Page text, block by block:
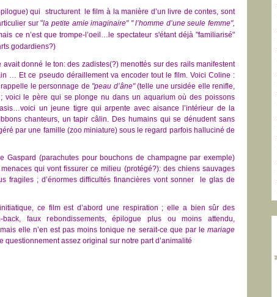
qui structurent le film à la manière d’un livre de contes, sont
sur "la petite amie imaginaire" " l’homme d’une seule femme",
ce n’est que trompe-l’oeil…le spectateur s'étant déjà "familiarisé"
godardiens?)
avait donné le ton: des zadistes(?) menottés sur des rails manifestent
… Et ce pseudo déraillement va encoder tout le film. Voici Coline :
le personnage de "peau d’âne"(telle une ursidée elle renifle,
voici le père qui se plonge nu dans un aquarium où des poissons
un jeune tigre qui arpente avec aisance l’intérieur de la
chanteurs, un tapir câlin. Des humains qui se dénudent sans
par une famille (zoo miniature) sous le regard parfois halluciné de
Gaspard (parachutes pour bouchons de champagne par exemple)
qui vont fissurer ce milieu (protégé?): des chiens sauvages
fragiles ; d’énormes difficultés financières vont sonner le glas de
ce film est d’abord une respiration ; elle a bien sûr des
faux rebondissements, épilogue plus ou moins attendu,
elle n’en est pas moins tonique ne serait-ce que par le mariage
questionnement assez original sur notre part d’animalité